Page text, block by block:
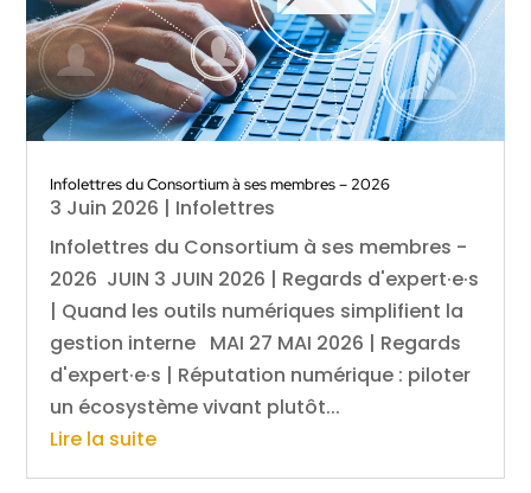
Infolettres du Consortium à ses membres – 2026
3 Juin 2026 | Infolettres
Infolettres du Consortium à ses membres -
2026 JUIN 3 JUIN 2026 | Regards d'expert·e·s
| Quand les outils numériques simplifient la
gestion interne MAI 27 MAI 2026 | Regards
d'expert·e·s | Réputation numérique : piloter
un écosystème vivant plutôt...
Lire la suite